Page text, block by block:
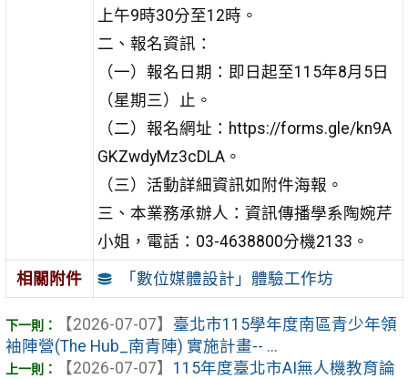
上午9時30分至12時。
二、報名資訊：
（一）報名日期：即日起至115年8月5日
（星期三）止。
（二）報名網址：https://forms.gle/kn9A
GKZwdyMz3cDLA。
（三）活動詳細資訊如附件海報。
三、本業務承辦人：資訊傳播學系陶婉芹
小姐，電話：03-4638800分機2133。
相關附件 「數位媒體設計」體驗工作坊
【2026-07-07】 臺北市115學年度南區青少年領
袖陣營(The Hub_南青陣) 實施計畫-- ...
【2026-07-07】 115年度臺北市AI無人機教育論